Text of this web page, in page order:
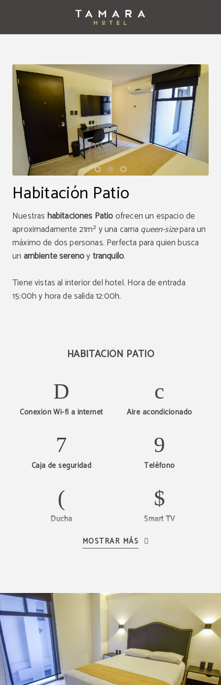
Habitación Patio
Nuestras habitaciones Patioofrecen un espacio de
aproximadamente 21m² y una cama queen-sizepara un
máximo de dos personas. Perfecta para quien busca
un ambiente serenoytranquilo.
Tiene vistas al interior del hotel. Hora de entrada
15:00h y hora de salida 12:00h.
HABITACIÓN PATIO
Conexión Wi-fi a internet Aire acondicionado
Caja de seguridad Teléfono
Ducha Smart TV
MOSTRAR MÁS